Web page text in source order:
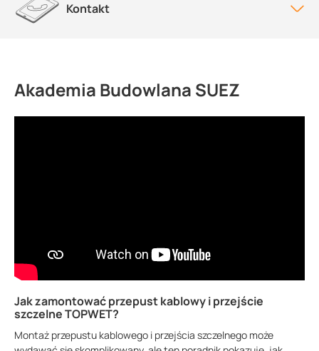
Kontakt
Akademia Budowlana SUEZ
Jak zamontować przepust kablowy i przejście
szczelne TOPWET?
Montaż przepustu kablowego i przejścia szczelnego może